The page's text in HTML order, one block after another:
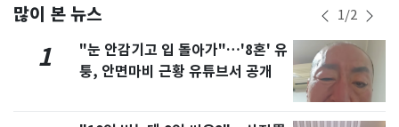
많이 본 뉴스 1/2
1
"눈 안감기고 입 돌아가"…'8혼' 유
퉁, 안면마비 근황 유튜브서 공개